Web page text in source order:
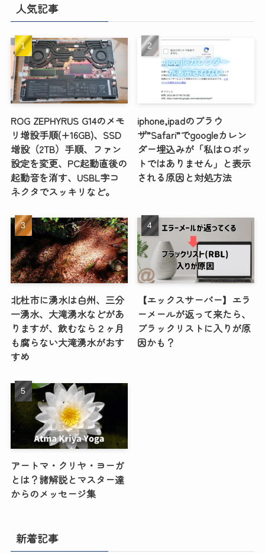
人気記事
ROG ZEPHYRUS G14のメモ
リ増設手順(+16GB)、SSD
増設（2TB）手順、ファン
設定を変更、PC起動直後の
起動音を消す、USBL字コ
ネクタでスッキリなど。
iphone,ipadのブラウ
ザ”Safari”でgoogleカレン
ダー埋込みが「私はロボッ
トではありません」と表示
される原因と対処方法
北杜市に湧水は白州、三分
一湧水、大滝湧水などがあ
りますが、飲むなら２ヶ月
も腐らない大滝湧水がおす
すめ
【エックスサーバー】エラ
ーメールが返って来たら、
ブラックリストに入りが原
因かも？
アートマ・クリヤ・ヨーガ
とは？諸解説とマスター達
からのメッセージ集
新着記事